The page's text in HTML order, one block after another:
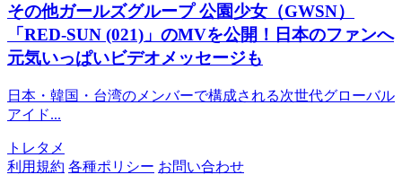
その他ガールズグループ公園少女（GWSN）
「RED-SUN (021)」のMVを公開！日本のファンへ
元気いっぱいビデオメッセージも
日本・韓国・台湾のメンバーで構成される次世代グローバル
アイド...
トレタメ
利用規約 各種ポリシー お問い合わせ